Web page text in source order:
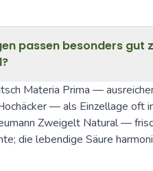
passen besonders gut
Materia Prima —
— als Einzellage oft
Zweigelt Natural —
die lebendige Säure